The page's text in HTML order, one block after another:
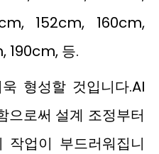
152cm, 160cm,
190cm, 등.
형성할 것입니다.AI
으로써 설계 조정부터
업이 부드러워집니